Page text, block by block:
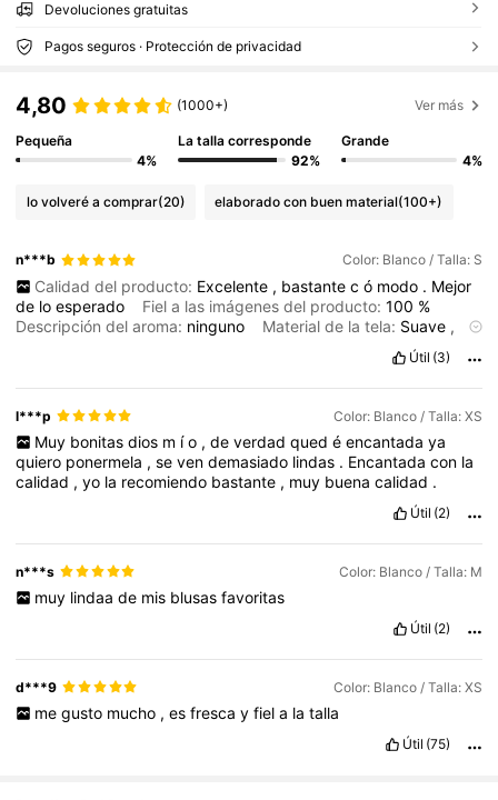
Devoluciones gratuitas
Pagos seguros · Protección de privacidad
4,80 (1000+) Ver más
Pequeña
4%
La talla corresponde
92%
Grande
4%
lo volveré a comprar(20) elaborado con buen material(100+)
n***b Color: Blanco / Talla: S
Calidad del producto: Excelente , bastante c ó modo . Mejor
de loesperado Fiel a las imágenes del producto:100 %
Descripción del aroma: ninguno Material de la tela: Suave ,
abajo
Útil (3)
l***p Color: Blanco / Talla: XS
Muy bonitas dios m ío , de verdad qued é encantada ya
quiero ponermela ,sevendemasiado lindas . Encantadacon la
calidad ,yo la recomiendo bastante , muy buenacalidad .
Útil (2)
n***s Color: Blanco / Talla: M
muy lindaa de mis blusas favoritas
Útil (2)
d***9 Color: Blanco / Talla: XS
me gusto mucho , es fresca y fiel a la talla
Útil (75)